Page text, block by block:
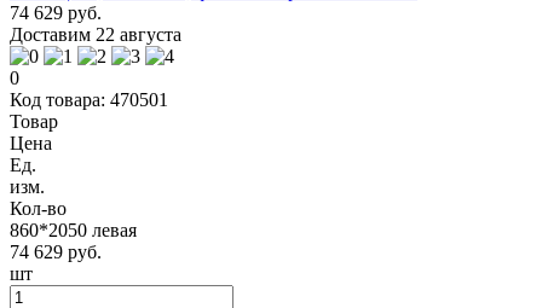
74 629 руб.
Доставим 22 августа
0
Код товара: 470501
Товар
Цена
Ед.
изм.
Кол-во
860*2050 левая
74 629 руб.
шт